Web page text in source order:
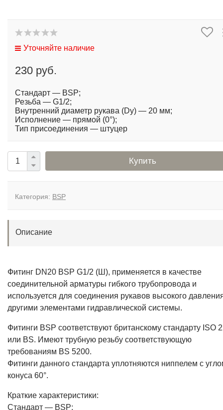
Уточняйте наличие
230 руб.
Стандарт — BSP;
Резьба — G1/2;
Внутренний диаметр рукава (Dy) — 20 мм;
Исполнение — прямой (0°);
Тип присоединения — штуцер
Купить
Категория: BSP
Описание
Фитинг DN20 BSP G1/2 (Ш), применяется в качестве
соединительной арматуры гибкого трубопровода и
используется для соединения рукавов высокого
другими элементами гидравлической системы.
Фитинги BSP соответствуют британскому стандарту ISO
или BS. Имеют трубную резьбу соответствующую
требованиям BS 5200.
Фитинги данного стандарта уплотняются ниппелем с
конуса 60°.
Краткие характеристики:
Стандарт — BSP;